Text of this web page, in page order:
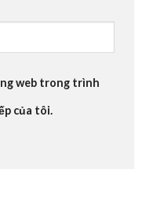
web trong trình
của tôi.